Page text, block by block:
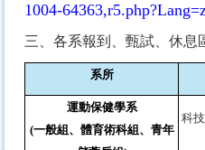
1004-
三、各系報到、甄試、休息
系所
運動保健學系
(一般組、體育術科組、青年
科